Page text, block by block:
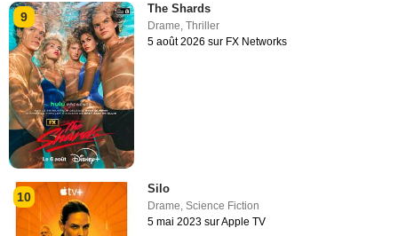
9
The Shards
Drame,Thriller
5 août 2026 sur FX Networks
10
Silo
Drame,Science Fiction
5 mai 2023 sur Apple TV